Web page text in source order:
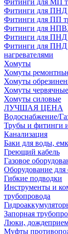
Фитинги для МП
Фитинги для ПНД
Фитинги для ПП
Фитинги для
Фитинги для ПНД
Фитинги для ПНД
нагревателями
Хомуты
Хомуты
Хомуты
Хомуты червячные
Хомуты силовые
ЛУЧШАЯ ЦЕНА
Водоснабжение/
Трубы и фитинги
Канализация
Баки для воды,
Греющий кабель
Газовое
Оборудование для
Гибкие подводки
Инструменты и
трубопровода
Запорная
Люки,
Муфты